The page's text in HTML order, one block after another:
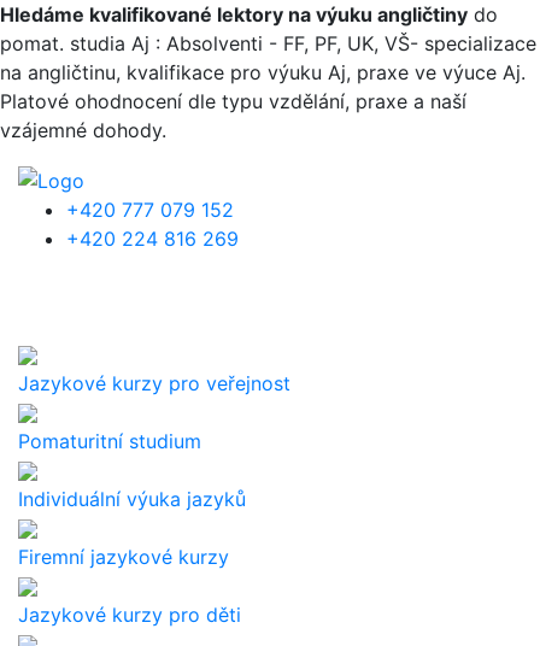
Přejít k hlavnímu obsahu
Hledáme kvalifikované lektory na výuku angličtiny do
pomat. studia Aj : Absolventi - FF, PF, UK, VŠ- specializace
na angličtinu, kvalifikace pro výuku Aj, praxe ve výuce Aj.
Platové ohodnocení dle typu vzdělání, praxe a naší
vzájemné dohody.
+420 777 079 152
+420 224 816 269
Jazykové kurzy pro veřejnost
Pomaturitní studium
Individuální výuka jazyků
Firemní jazykové kurzy
Jazykové kurzy pro děti